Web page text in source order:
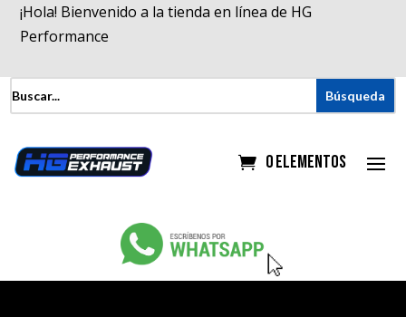
¡Hola! Bienvenido a la tienda en línea de HG
Performance
0 elementos